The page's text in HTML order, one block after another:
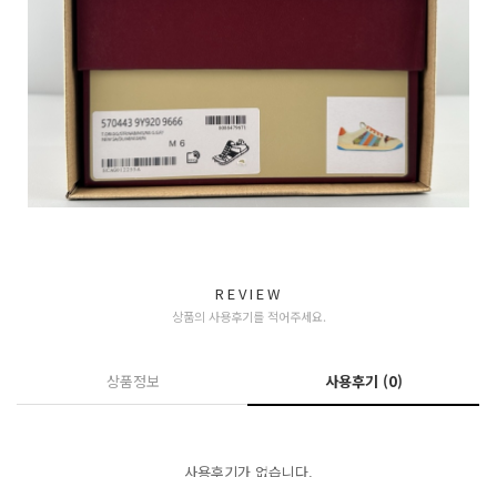
REVIEW
상품의 사용후기를 적어주세요.
상품정보 사용후기 (0)
사용후기가 없습니다.